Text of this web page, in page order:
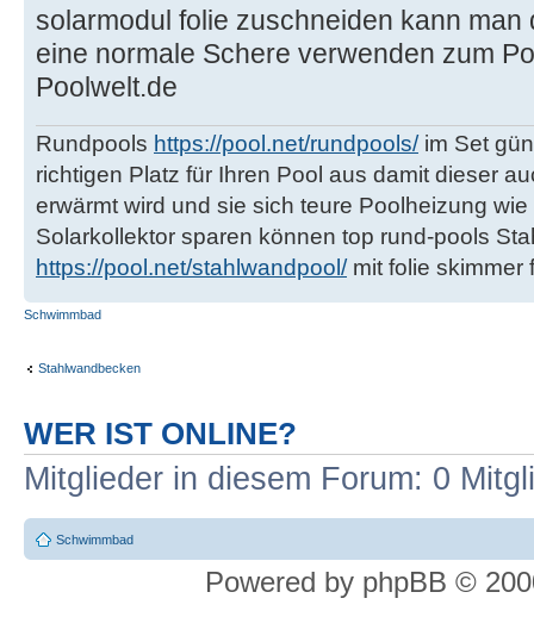
solarmodul folie zuschneiden kann
eine normale Schere verwenden zum
Poolwelt.de
Rundpools https://pool.net/rundpools/im Set
richtigen Platz für Ihren Pool aus damit dieser
erwärmt wird und sie sich teure Poolheizung
Solarkollektor sparen können top rund-pools
https://pool.net/stahlwandpool/mit folie skimmer
Schwimmbad
Stahlwandbecken
WER IST ONLINE?
Mitglieder in diesem Forum: 0
Schwimmbad
Powered by phpBB ©